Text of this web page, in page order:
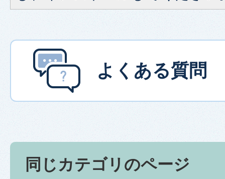
よくある質問
同じカテゴリのページ